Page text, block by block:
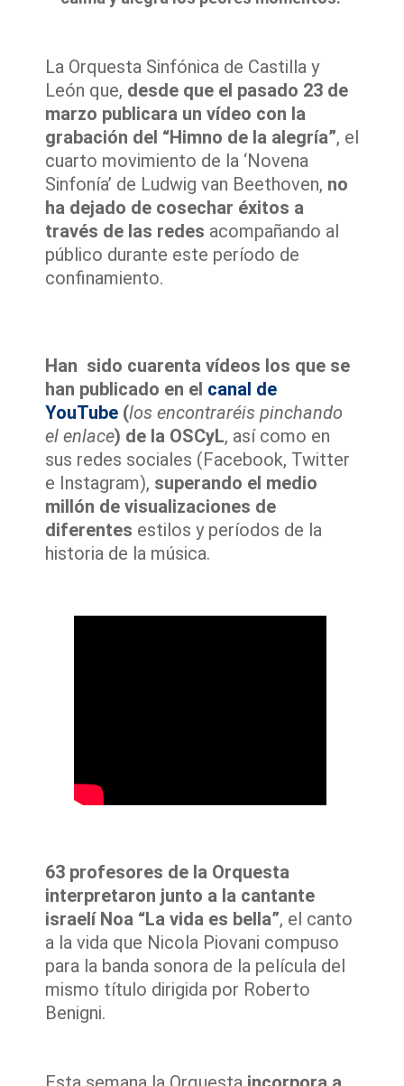
La Orquesta Sinfónica de Castilla y
León que, desde que el pasado 23 de
marzo publicara un vídeo con la
grabación del “Himno de la alegría”, el
cuarto movimiento de la ‘Novena
Sinfonía’ de Ludwig van Beethoven, no
ha dejado de cosechar éxitos a
través de las redes acompañando al
público durante este período de
confinamiento.
Han sido cuarenta vídeos los que se
han publicado en el canal de
YouTube (los encontraréis pinchando
el enlace) de la OSCyL, así como en
sus redes sociales (Facebook, Twitter
e Instagram), superando el medio
millón de visualizaciones de
diferentes estilos y períodos de la
historia de la música.
63 profesores de la Orquesta
interpretaron junto a la cantante
israelí Noa “La vida es bella”, el canto
a la vida que Nicola Piovani compuso
para la banda sonora de la película del
mismo título dirigida por Roberto
Benigni.